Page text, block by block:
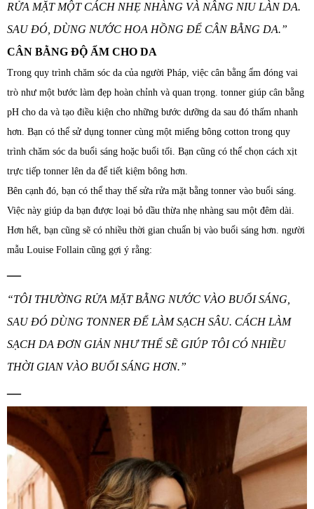
RỬA MẶT MỘT CÁCH NHẸ NHÀNG VÀ NÂNG NIU LÀN DA.
SAU ĐÓ, DÙNG NƯỚC HOA HỒNG ĐỂ CÂN BẰNG DA.”
CÂN BẰNG ĐỘ ẨM CHO DA
Trong quy trình chăm sóc da của người Pháp, việc cân bằng ẩm đóng vai
trò như một bước làm đẹp hoàn chỉnh và quan trọng. tonner giúp cân bằng
pH cho da và tạo điều kiện cho những bước dưỡng da sau đó thấm nhanh
hơn. Bạn có thể sử dụng tonner cùng một miếng bông cotton trong quy
trình chăm sóc da buổi sáng hoặc buổi tối. Bạn cũng có thể chọn cách xịt
trực tiếp tonner lên da để tiết kiệm bông hơn.
Bên cạnh đó, bạn có thể thay thế sửa rửa mặt bằng tonner vào buổi sáng.
Việc này giúp da bạn được loại bỏ dầu thừa nhẹ nhàng sau một đêm dài.
Hơn hết, bạn cũng sẽ có nhiều thời gian chuẩn bị vào buổi sáng hơn. người
mẫu Louise Follain cũng gợi ý rằng:
—
“TÔI THƯỜNG RỬA MẶT BẰNG NƯỚC VÀO BUỔI SÁNG,
SAU ĐÓ DÙNG TONNER ĐỂ LÀM SẠCH SÂU. CÁCH LÀM
SẠCH DA ĐƠN GIẢN NHƯ THẾ SẼ GIÚP TÔI CÓ NHIỀU
THỜI GIAN VÀO BUỔI SÁNG HƠN.”
—